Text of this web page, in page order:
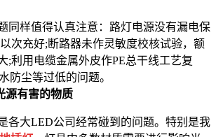
样值得认真注意：路灯电源没有漏电保
次充好;断路器未作灵敏度校核试验，额
;利用电缆金属外皮作PE总干线工艺复
水防尘等过低的问题。
源有害的物质
大LED公司经常碰到的问题。特别是我